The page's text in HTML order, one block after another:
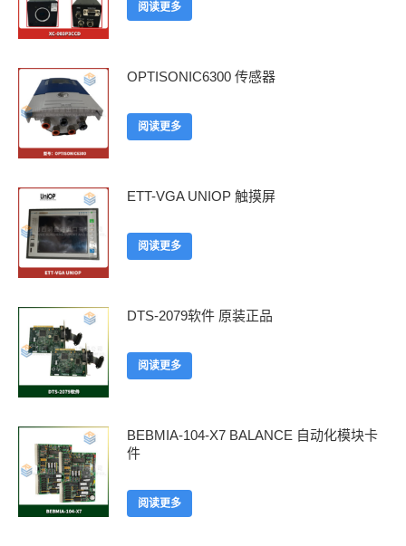
阅读更多
OPTISONIC6300 传感器
阅读更多
ETT-VGA UNIOP 触摸屏
阅读更多
DTS-2079软件 原装正品
阅读更多
BEBMIA-104-X7 BALANCE 自动化模块卡
件
阅读更多